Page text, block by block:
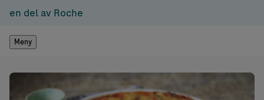
en del av Roche
Meny